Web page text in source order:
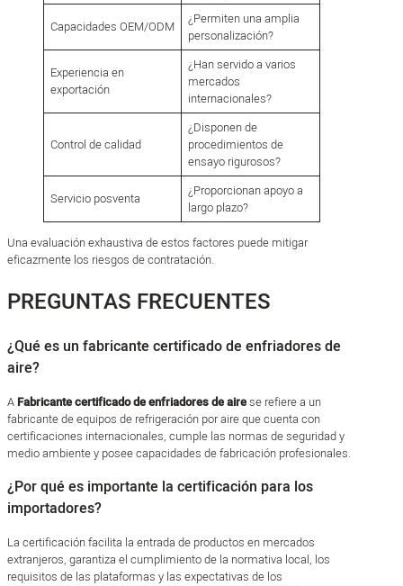
Capacidades OEM/ODM
¿Permiten una amplia
personalización?
Experiencia en
exportación
¿Han servido a varios
mercados
internacionales?
Control de calidad
¿Disponen de
procedimientos de
ensayo rigurosos?
Servicio posventa
¿Proporcionan apoyo a
largo plazo?
Una evaluación exhaustiva de estos factores puede mitigar
eficazmente los riesgos de contratación.
PREGUNTAS FRECUENTES
¿Qué es un fabricante certificado de enfriadores de
aire?
A Fabricante certificado de enfriadores de airese refiere a un
fabricante de equipos de refrigeración por aire que cuenta con
certificaciones internacionales, cumple las normas de seguridad y
medio ambiente y posee capacidades de fabricación profesionales.
¿Por qué es importante la certificación para los
importadores?
La certificación facilita la entrada de productos en mercados
extranjeros, garantiza el cumplimiento de la normativa local, los
requisitos de las plataformas y las expectativas de los